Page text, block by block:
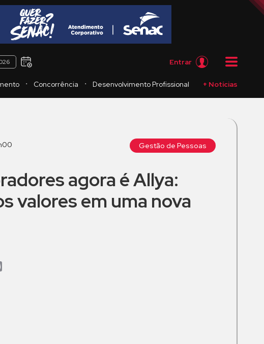
Entrar
・ Concorrência ・ Desenvolvimento Profissional + Notícias
Gestão de Pessoas
agora é Allya:
valores em uma nova
Email